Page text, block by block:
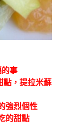
事
點，提拉米蘇
強烈個性
的甜點